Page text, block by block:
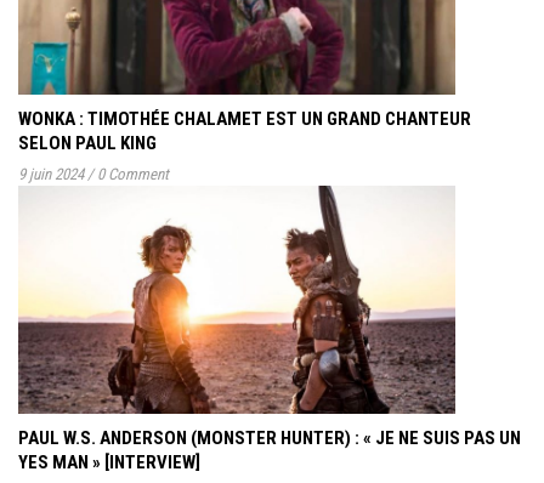
WONKA : TIMOTHÉE CHALAMET EST UN GRAND CHANTEUR
SELON PAUL KING
9 juin 2024 / 0 Comment
PAUL W.S. ANDERSON (MONSTER HUNTER) : « JE NE SUIS PAS UN
YES MAN » [INTERVIEW]